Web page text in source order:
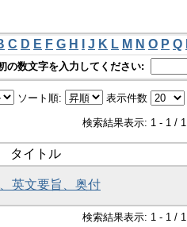
C D E F G H J K L M N O P Q
の数文字を入力してください:
ソート順: 表示件数
検索結果表示: 1 - 1 / 1
タイトル
英文要旨、奥付
検索結果表示: 1 - 1 / 1